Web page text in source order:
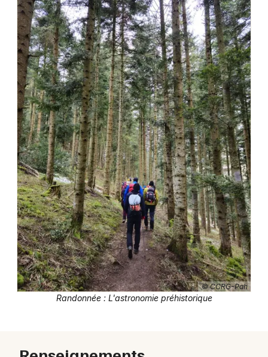
68 - Haut-Rhin
Choisir mes départements
Mon email
Je m'abonne
© CCRG-Pah
Randonnée : L'astronomie préhistorique